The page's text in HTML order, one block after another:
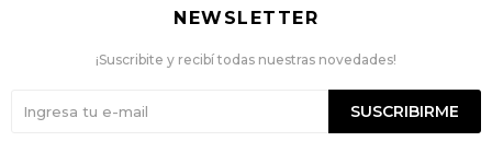
NEWSLETTER
¡Suscribite y recibí todas nuestras novedades!
SUSCRIBIRME